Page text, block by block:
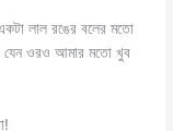
লাল রঙের বলের মতো
যেন ওরও আমার মতো খুব